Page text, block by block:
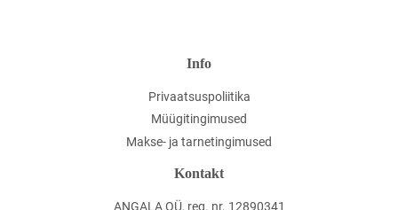
Info
Privaatsuspoliitika
Müügitingimused
Makse- ja tarnetingimused
Kontakt
ANGALA OÜ, reg. nr. 12890341